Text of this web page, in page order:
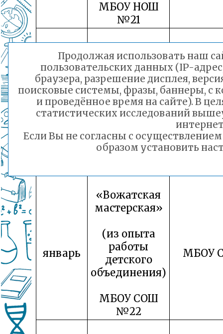
МБОУ НОШ
№21
декабрь
мастерская»
(из опыта
работы
детского
МБОУ СОШ
МБОУ
январь
«Вожатская
мастерская»
(из опыта
работы
детского
объединения)
МБОУ СОШ
№22
МБОУ
Продолжая использовать наш
пользовательских данных (IP-
браузера, разрешение дисплея,
поисковые системы, фразы, баннеры, с
и проведённое время на сайте). В
статистических исследований
Если Вы не согласны с
образом установить